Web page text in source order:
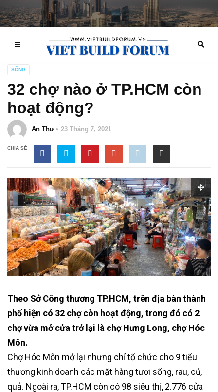
SỐNG
32 chợ nào ở TP.HCM còn
hoạt động?
An Thư 23 Tháng 7, 2021
CHIA SẺ
Theo Sở Công thương TP.HCM, trên địa bàn thành
phố hiện có 32 chợ còn hoạt động, trong đó có 2
chợ vừa mở cửa trở lại là chợ Hưng Long, chợ Hóc
Môn.
Chợ Hóc Môn mở lại nhưng chỉ tổ chức cho 9 tiểu
thương kinh doanh các mặt hàng tươi sống, rau, củ,
quả. Ngoài ra, TP.HCM còn có 98 siêu thị, 2.776 cửa